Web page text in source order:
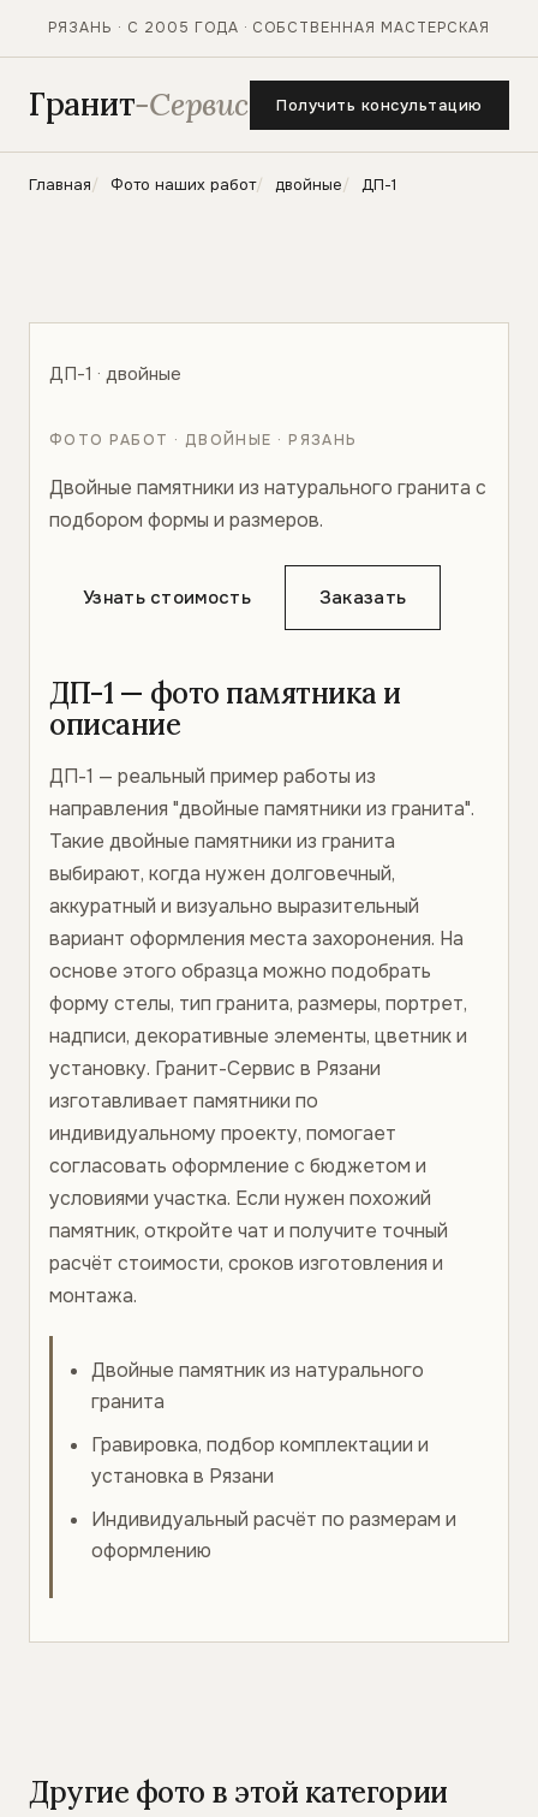
РЯЗАНЬ · С 2005 ГОДА · СОБСТВЕННАЯ МАСТЕРСКАЯ
Гранит-Сервис Получить консультацию
Главная Фото наших работ двойные ДП-1
ДП-1 · двойные
ФОТО РАБОТ · ДВОЙНЫЕ · РЯЗАНЬ
Двойные памятники из натурального гранита с
подбором формы и размеров.
Узнать стоимость Заказать
ДП-1 — фото памятника и
описание
ДП-1 — реальный пример работы из
направления "двойные памятники из гранита".
Такие двойные памятники из гранита
выбирают, когда нужен долговечный,
аккуратный и визуально выразительный
вариант оформления места захоронения. На
основе этого образца можно подобрать
форму стелы, тип гранита, размеры, портрет,
надписи, декоративные элементы, цветник и
установку. Гранит-Сервис в Рязани
изготавливает памятники по
индивидуальному проекту, помогает
согласовать оформление с бюджетом и
условиями участка. Если нужен похожий
памятник, откройте чат и получите точный
расчёт стоимости, сроков изготовления и
монтажа.
Двойные памятник из натурального
гранита
Гравировка, подбор комплектации и
установка в Рязани
Индивидуальный расчёт по размерам и
оформлению
Другие фото в этой категории